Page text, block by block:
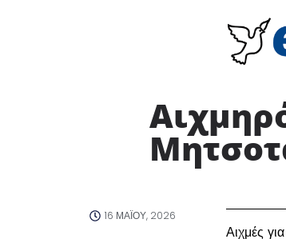
16 ΜΑΪ́ΟΥ, 2026
​Αιχμές